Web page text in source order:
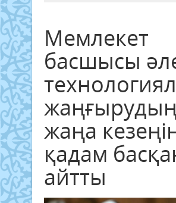
Мемлекет
басшысы
жаңа
қадам
айтты